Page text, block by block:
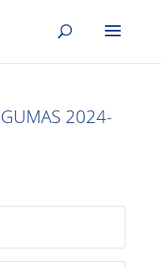
2024-